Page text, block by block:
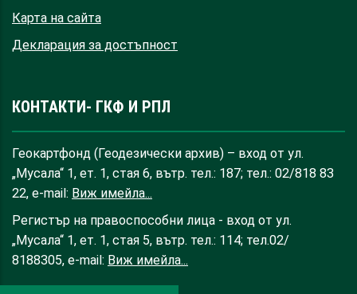
Карта на сайта
Декларация за достъпност
КОНТАКТИ- ГКФ И РПЛ
Геокартфонд (Геодезически архив) – вход от ул.
„Мусала“ 1, ет. 1, стая 6, вътр. тел.: 187; тел.: 02/818 83
22, e-mail: Виж имейла...
Регистър на правоспособни лица - вход от ул.
„Мусала“ 1, ет. 1, стая 5, вътр. тел.: 114; тел.02/
8188305, e-mail: Виж имейла...